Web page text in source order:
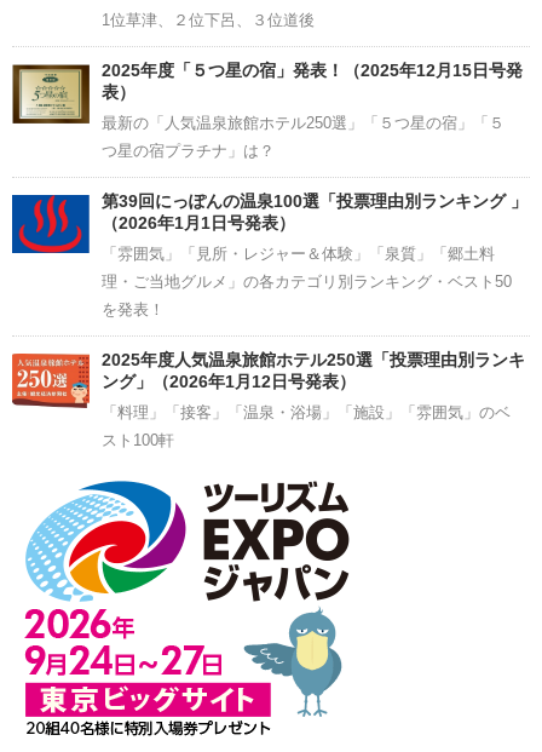
1位草津、２位下呂、３位道後
2025年度「５つ星の宿」発表！（2025年12月15日号発
表）
最新の「人気温泉旅館ホテル250選」「５つ星の宿」「５
つ星の宿プラチナ」は？
第39回にっぽんの温泉100選「投票理由別ランキング 」
（2026年1月1日号発表）
「雰囲気」「見所・レジャー＆体験」「泉質」「郷土料
理・ご当地グルメ」の各カテゴリ別ランキング・ベスト50
を発表！
2025年度人気温泉旅館ホテル250選「投票理由別ランキ
ング」（2026年1月12日号発表）
「料理」「接客」「温泉・浴場」「施設」「雰囲気」のベ
スト100軒